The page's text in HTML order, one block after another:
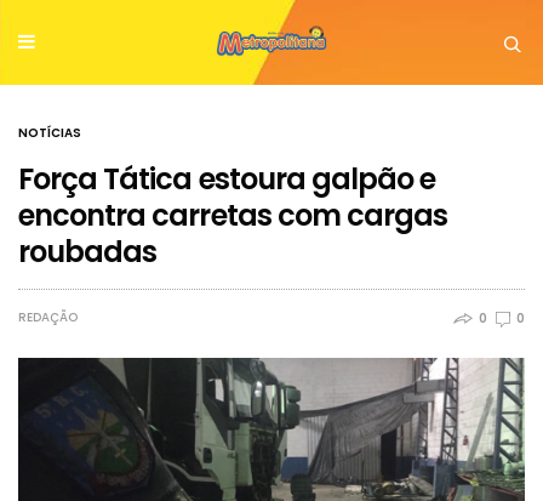
NOTÍCIAS
Força Tática estoura galpão e
encontra carretas com cargas
roubadas
REDAÇÃO 0 0